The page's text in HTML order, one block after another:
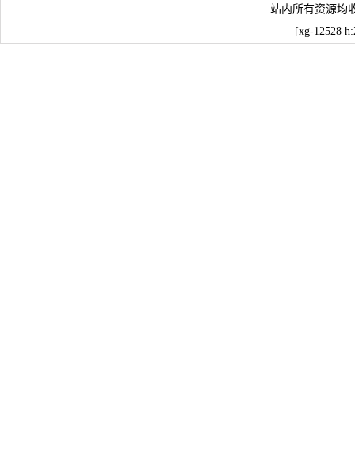
站内所有资源均
[xg-12528